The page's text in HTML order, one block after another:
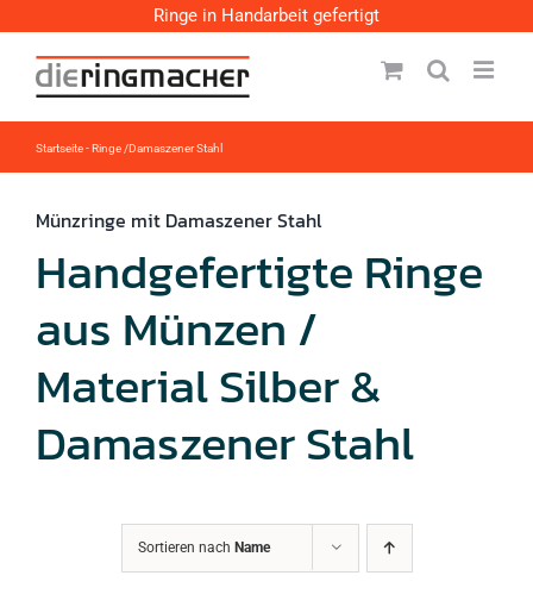
Ringe in Handarbeit gefertigt
Inhalt
springen
Startseite-Ringe /Damaszener Stahl
Münzringe mit Damaszener Stahl
Handgefertigte Ringe
aus Münzen /
Material Silber &
Damaszener Stahl
Sortieren nach Name